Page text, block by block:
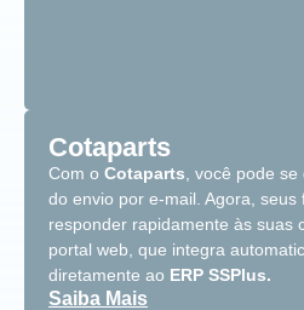
Cotaparts
Com o Cotaparts , você pode
do envio por e-mail. Agora, seus
responder rapidamente às suas
portal web, que integra
diretamente ao ERP SSPlus.
Saiba Mais